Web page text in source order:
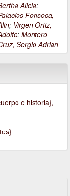
Alicia;
Fonseca,
; Virgen Ortiz,
; Montero
Sergio Adrian
e historia},